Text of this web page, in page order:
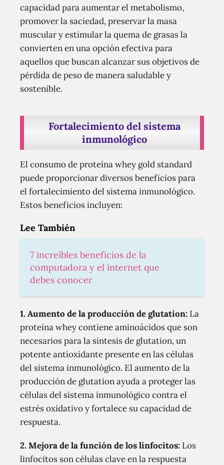
capacidad para aumentar el metabolismo,
promover la saciedad, preservar la masa
muscular y estimular la quema de grasas la
convierten en una opción efectiva para
aquellos que buscan alcanzar sus objetivos de
pérdida de peso de manera saludable y
sostenible.
Fortalecimiento del sistema
inmunológico
El consumo de proteína whey gold standard
puede proporcionar diversos beneficios para
el fortalecimiento del sistema inmunológico.
Estos beneficios incluyen:
Lee También
7 increíbles beneficios de la
computadora y el internet que
debes conocer
1. Aumento de la producción de glutation: La
proteína whey contiene aminoácidos que son
necesarios para la síntesis de glutation, un
potente antioxidante presente en las células
del sistema inmunológico. El aumento de la
producción de glutation ayuda a proteger las
células del sistema inmunológico contra el
estrés oxidativo y fortalece su capacidad de
respuesta.
2. Mejora de la función de los linfocitos: Los
linfocitos son células clave en la respuesta